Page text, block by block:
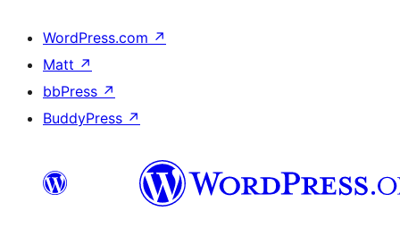
WordPress.com ↗
Matt ↗
bbPress ↗
BuddyPress ↗